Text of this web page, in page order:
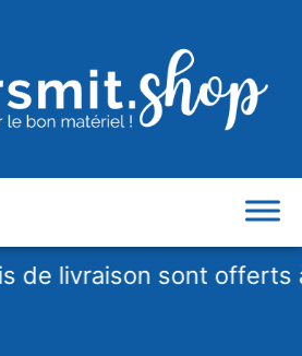
livraison sont offerts à